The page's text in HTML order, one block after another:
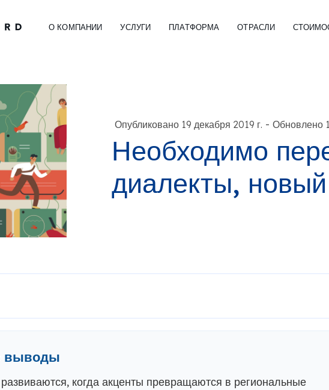
О КОМПАНИИ УСЛУГИ ПЛАТФОРМА ОТРАСЛИ
Опубликовано 19 декабря 2019 г. - Обновлено
Необходимо
диалекты,
выводы
когда акценты превращаются в региональные